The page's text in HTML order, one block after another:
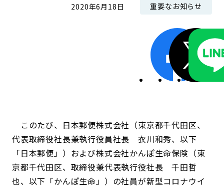
2020年6月18日 重要なお知らせ
このたび、日本郵便株式会社（東京都千代田区、
代表取締役社長兼執行役員社長 衣川和秀、以下
「日本郵便」）および株式会社かんぽ生命保険（東
京都千代田区、取締役兼代表執行役社長 千田哲
也、以下「かんぽ生命」）の社員が新型コロナウイ